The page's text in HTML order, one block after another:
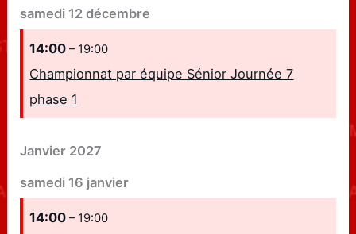
samedi 12 décembre
14:00– 19:00
Championnat par équipe Sénior Journée 7
phase 1
Janvier 2027
samedi 16 janvier
14:00– 19:00